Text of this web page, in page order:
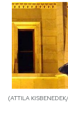
Notifiche
Regala il
Hai
Esci
(ATTILA